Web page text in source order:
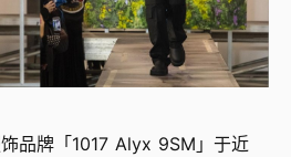
品牌「1017 Alyx 9SM」于近